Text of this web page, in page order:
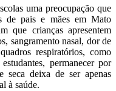
uma preocupação que
de pais e mães em Mato
que crianças apresentem
sangramento nasal, dor de
respiratórios, como
permanecer por
seca deixa de ser apenas
à saúde.